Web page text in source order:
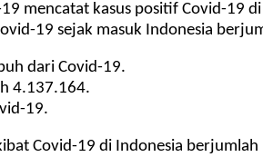
mencatat kasus positif Covid-
19 sejak masuk Indonesia
dari Covid-19.
4.137.164.
19.
Covid-19 di Indonesia